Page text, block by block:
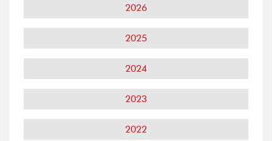
2026
2025
2024
2023
2022